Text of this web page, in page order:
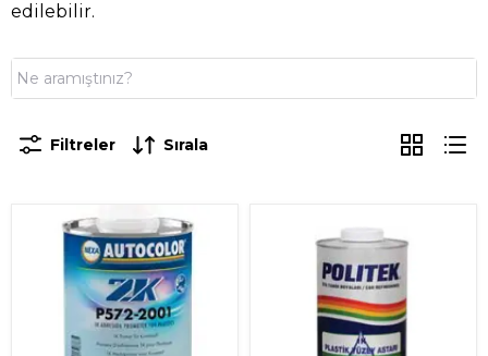
edilebilir.
Filtreler Sırala